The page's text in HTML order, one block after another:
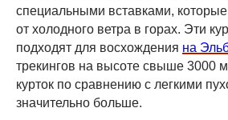
специальными вставками,
от холодного ветра в горах. Эти
подходят для восхождения на
трекингов на высоте свыше 3000
курток по сравнению с легкими
значительно больше.